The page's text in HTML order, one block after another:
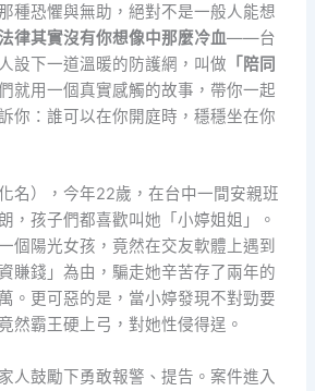
種恐懼與無助，絕對不是一般人能想
律其實沒有你想像中那麼冷血——台
設下一道溫暖的防護網，叫做 「陪同
就用一個真實感觸的故事，帶你一起
你：誰可以在你開庭時，穩穩坐在你
名），今年22歲，在台中一間安親班
，孩子們都喜歡叫她「小婷姐姐」。
個陽光女孩，竟然在交友軟體上遇到
錢」為由，騙走她辛苦存了兩年的
。更可惡的是，當小婷發現不對勁要
然霸王硬上弓，對她性侵得逞。
人鼓勵下勇敢報警、提告。案件進入